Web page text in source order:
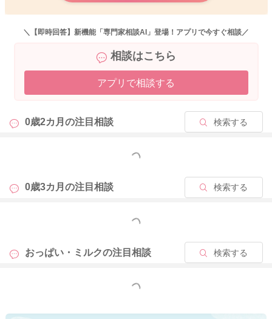
2026/4/11 15:43
＼【即時回答】新機能「専門家相談AI」登場！アプリで今すぐ相談／
相談はこちら
アプリで相談する
0歳2カ月の注目相談 検索する
もっと見る
0歳3カ月の注目相談 検索する
もっと見る
おっぱい・ミルクの注目相談 検索する
もっと見る